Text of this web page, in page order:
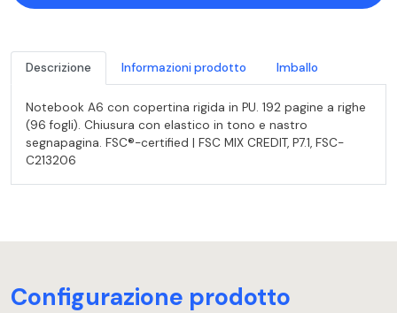
Descrizione Informazioni prodotto Imballo
Notebook A6 con copertina rigida in PU. 192 pagine a righe
(96 fogli). Chiusura con elastico in tono e nastro
segnapagina. FSC®-certified | FSC MIX CREDIT, P7.1, FSC-
C213206
Configurazione prodotto